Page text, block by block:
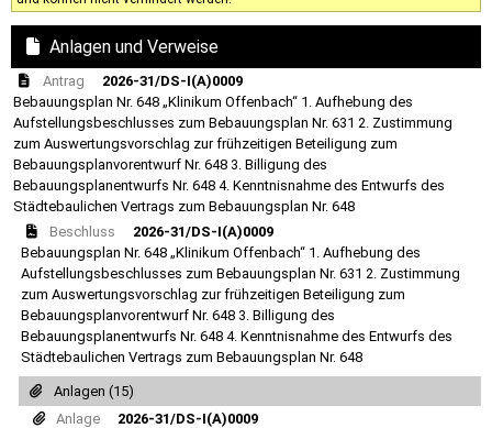
Anlagen und Verweise
Antrag
2026-31/DS-I(A)0009
Bebauungsplan Nr. 648 „Klinikum Offenbach“ 1. Aufhebung des
Aufstellungsbeschlusses zum Bebauungsplan Nr. 631 2. Zustimmung
zum Auswertungsvorschlag zur frühzeitigen Beteiligung zum
Bebauungsplanvorentwurf Nr. 648 3. Billigung des
Bebauungsplanentwurfs Nr. 648 4. Kenntnisnahme des Entwurfs des
Städtebaulichen Vertrags zum Bebauungsplan Nr. 648
Beschluss
2026-31/DS-I(A)0009
Bebauungsplan Nr. 648 „Klinikum Offenbach“ 1. Aufhebung des
Aufstellungsbeschlusses zum Bebauungsplan Nr. 631 2. Zustimmung
zum Auswertungsvorschlag zur frühzeitigen Beteiligung zum
Bebauungsplanvorentwurf Nr. 648 3. Billigung des
Bebauungsplanentwurfs Nr. 648 4. Kenntnisnahme des Entwurfs des
Städtebaulichen Vertrags zum Bebauungsplan Nr. 648
Anlagen (15)
Anlage
2026-31/DS-I(A)0009